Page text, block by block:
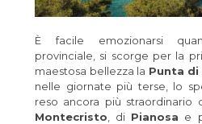
È facile emozionarsi
provinciale, si scorge per la
maestosa bellezza la Punta
nelle giornate più terse, lo
reso ancora più straordinario
Montecristo , di Pianosa e